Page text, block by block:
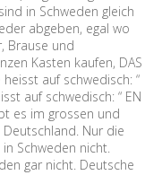
in Schweden gleich
abgeben, egal wo
Brause und
Kasten kaufen, DAS
heisst auf schwedisch: “
auf schwedisch: “ EN
es im grossen und
Nur die
in Schweden nicht.
gar nicht. Deutsche